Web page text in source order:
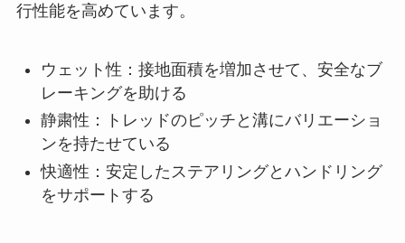
行性能を高めています。
ウェット性：接地面積を増加させて、安全なブ
レーキングを助ける
静粛性：トレッドのピッチと溝にバリエーショ
ンを持たせている
快適性：安定したステアリングとハンドリング
をサポートする